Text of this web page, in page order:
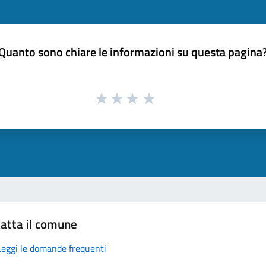
sono chiare le informazioni su questa
il comune
le domande frequenti